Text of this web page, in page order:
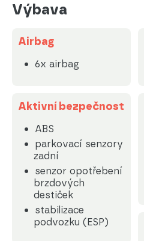
Výbava
Airbag
6x airbag
Aktivní bezpečnost
ABS
parkovací senzory
zadní
senzor opotřebení
brzdových
destiček
stabilizace
podvozku (ESP)